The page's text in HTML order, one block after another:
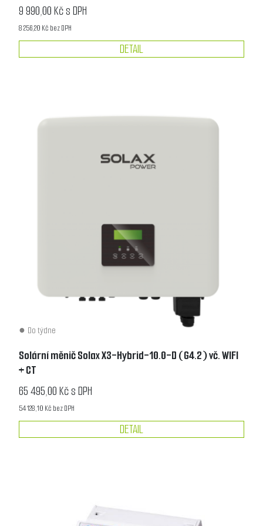
9 990,00 Kč s DPH
8 256,20 Kč bez DPH
DETAIL
Do týdne
Solární měnič Solax X3-Hybrid-10.0-D (G4.2) vč. WIFI
+ CT
65 495,00 Kč s DPH
54 128,10 Kč bez DPH
DETAIL